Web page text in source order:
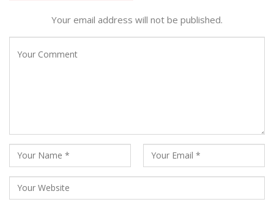
Your email address will not be published.